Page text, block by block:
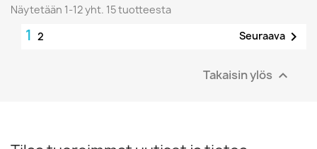
Näytetään 1-12 yht. 15 tuotteesta
1 2 Seuraava 
Takaisin ylös 